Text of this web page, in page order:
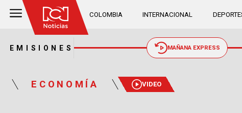
COLOMBIA INTERNACIONAL
EMISIONES MAÑANA EXPRESS
ECONOMÍA VIDEO